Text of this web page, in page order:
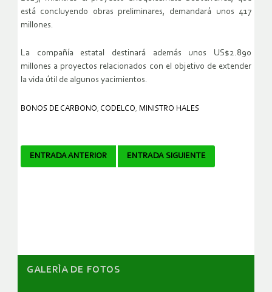
está concluyendo obras preliminares, demandará unos 417
millones.
La compañía estatal destinará además unos US$2.890
millones a proyectos relacionados con el objetivo de extender
la vida útil de algunos yacimientos.
BONOS DE CARBONO, CODELCO, MINISTRO HALES
Navegador
ENTRADA ANTERIOR ENTRADA SIGUIENTE
GALERÌA DE FOTOS